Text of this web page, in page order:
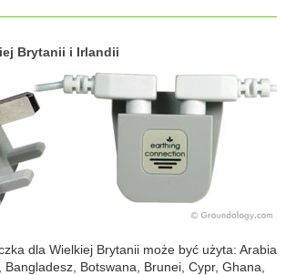
Brytanii i Irlandii
dla Wielkiej Brytanii może być użyta: Arabia
Botswana, Brunei, Cypr, Ghana,